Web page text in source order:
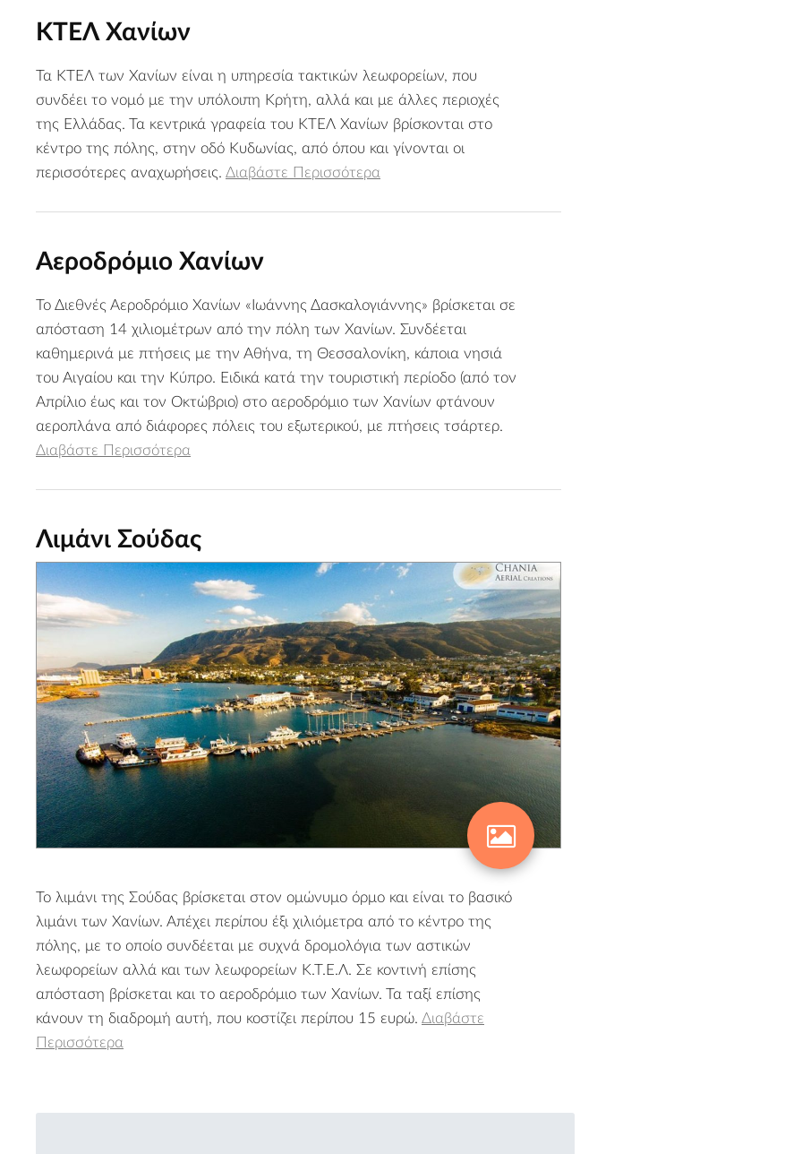
ΚΤΕΛ Χανίων
Τα ΚΤΕΛ των Χανίων είναι η υπηρεσία τακτικών λεωφορείων, που
συνδέει το νομό με την υπόλοιπη Κρήτη, αλλά και με άλλες περιοχές
της Ελλάδας. Τα κεντρικά γραφεία του ΚΤΕΛ Χανίων βρίσκονται στο
κέντρο της πόλης, στην οδό Κυδωνίας, από όπου και γίνονται οι
περισσότερες αναχωρήσεις. Διαβάστε Περισσότερα
Αεροδρόμιο Χανίων
Το Διεθνές Αεροδρόμιο Χανίων «Ιωάννης Δασκαλογιάννης» βρίσκεται σε
απόσταση 14 χιλιομέτρων από την πόλη των Χανίων. Συνδέεται
καθημερινά με πτήσεις με την Αθήνα, τη Θεσσαλονίκη, κάποια νησιά
του Αιγαίου και την Κύπρο. Ειδικά κατά την τουριστική περίοδο (από τον
Απρίλιο έως και τον Οκτώβριο) στο αεροδρόμιο των Χανίων φτάνουν
αεροπλάνα από διάφορες πόλεις του εξωτερικού, με πτήσεις τσάρτερ.
Διαβάστε Περισσότερα
Λιμάνι Σούδας
Το λιμάνι της Σούδας βρίσκεται στον ομώνυμο όρμο και είναι το βασικό
λιμάνι των Χανίων. Απέχει περίπου έξι χιλιόμετρα από το κέντρο της
πόλης, με το οποίο συνδέεται με συχνά δρομολόγια των αστικών
λεωφορείων αλλά και των λεωφορείων Κ.Τ.Ε.Λ. Σε κοντινή επίσης
απόσταση βρίσκεται και το αεροδρόμιο των Χανίων. Τα ταξί επίσης
κάνουν τη διαδρομή αυτή, που κοστίζει περίπου 15 ευρώ. Διαβάστε
Περισσότερα